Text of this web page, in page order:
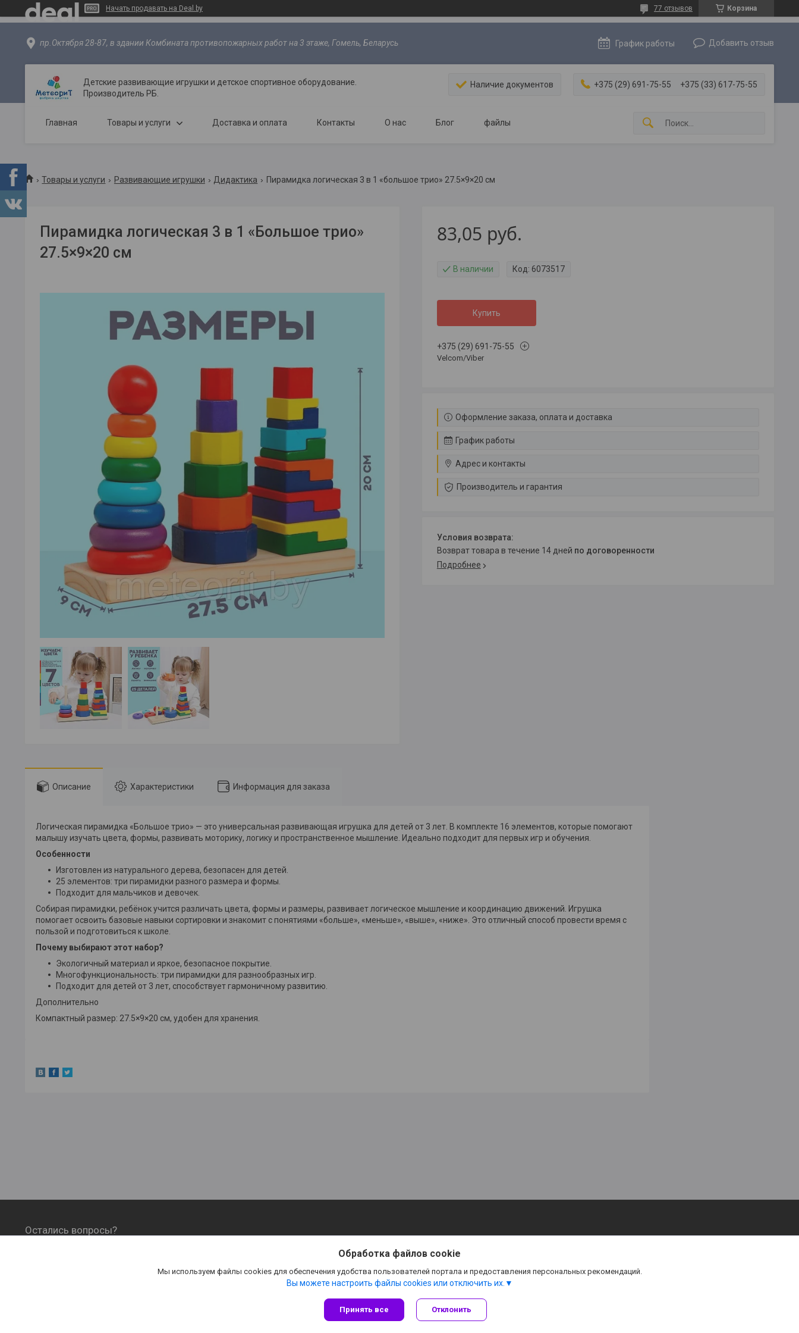
Начать продавать на Deal.by Корзина
77 отзывов
пр.Октября 28-87, в здании Комбината противопожарных работ на 3 этаже, Гомель, Беларусь График работы Добавить отзыв
Детские развивающие игрушки и детское спортивное оборудование.
Производитель РБ.
Наличие документов +375 (29) 691-75-55 +375 (33) 617-75-55
Главная Товары и услуги Доставка и оплата Контакты О нас Блог файлы
Товары и услуги Развивающие игрушки Дидактика Пирамидка логическая 3 в 1 «большое трио» 27.5×9×20 см
Пирамидка логическая 3 в 1 «Большое трио»
27.5×9×20 см
83,05 руб.
В наличии Код: 6073517
Купить
+375 (29) 691-75-55
Velcom/Viber
Оформление заказа, оплата и доставка
График работы
Адрес и контакты
Производитель и гарантия
возврат товара в течение 14 дней по договоренности
Подробнее
Описание Характеристики Информация для заказа
Логическая пирамидка «Большое трио» — это универсальная развивающая игрушка для детей от 3 лет. В комплекте 16 элементов, которые помогают
малышу изучать цвета, формы, развивать моторику, логику и пространственное мышление. Идеально подходит для первых игр и обучения.
Особенности
Изготовлен из натурального дерева, безопасен для детей.
25 элементов: три пирамидки разного размера и формы.
Подходит для мальчиков и девочек.
Собирая пирамидки, ребёнок учится различать цвета, формы и размеры, развивает логическое мышление и координацию движений. Игрушка
помогает освоить базовые навыки сортировки и знакомит с понятиями «больше», «меньше», «выше», «ниже». Это отличный способ провести время с
пользой и подготовиться к школе.
Почему выбирают этот набор?
Экологичный материал и яркое, безопасное покрытие.
Многофункциональность: три пирамидки для разнообразных игр.
Подходит для детей от 3 лет, способствует гармоничному развитию.
Дополнительно
Компактный размер: 27.5×9×20 см, удобен для хранения.
Остались вопросы?
Сайт создан на платформе Deal.by
Политика обработки файлов cookies
Обработка файлов cookie
Мы используем файлы cookies для обеспечения удобства пользователей портала и предоставления персональных рекомендаций.
Вы можете настроить файлы cookies или отключить их.
Принять все Отклонить